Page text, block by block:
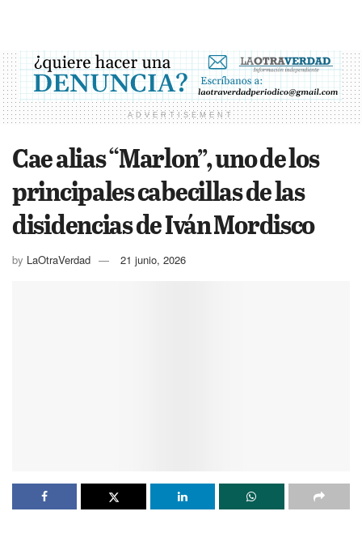
ADVERTISEMENT
Cae alias “Marlon”, uno de los
principales cabecillas de las
disidencias de Iván Mordisco
by LaOtraVerdad 21 junio, 2026